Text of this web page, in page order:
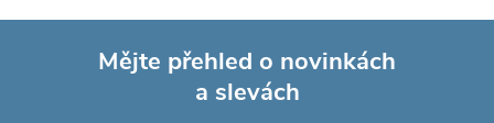
Mějte přehled o novinkách
a slevách